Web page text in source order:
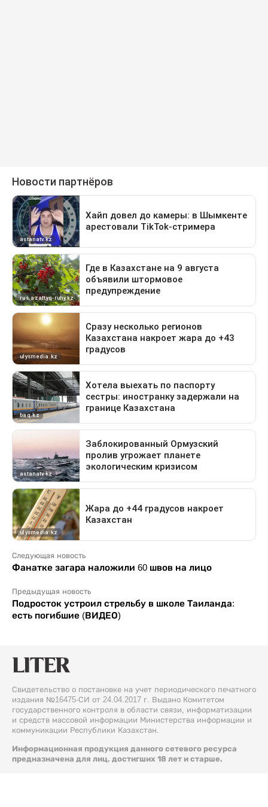
Следующая новость
Фанатке загара наложили 60 швов на лицо
Предыдущая новость
Подросток устроил стрельбу в школе Таиланда:
есть погибшие (ВИДЕО)
Свидетельство о постановке на учет периодического печатного
издания №16475-СИ от 24.04.2017 г. Выдано Комитетом
государственного контроля в области связи, информатизации
и средств массовой информации Министерства информации и
коммуникации Республики Казахстан.
Информационная продукция данного сетевого ресурса
предназначена для лиц, достигших 18 лет и старше.